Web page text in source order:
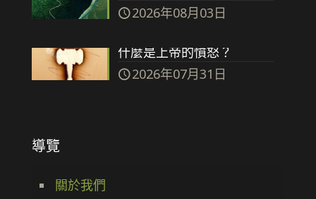
2026年08月03日
什麼是上帝的憤怒？
2026年07月31日
導覽
關於我們